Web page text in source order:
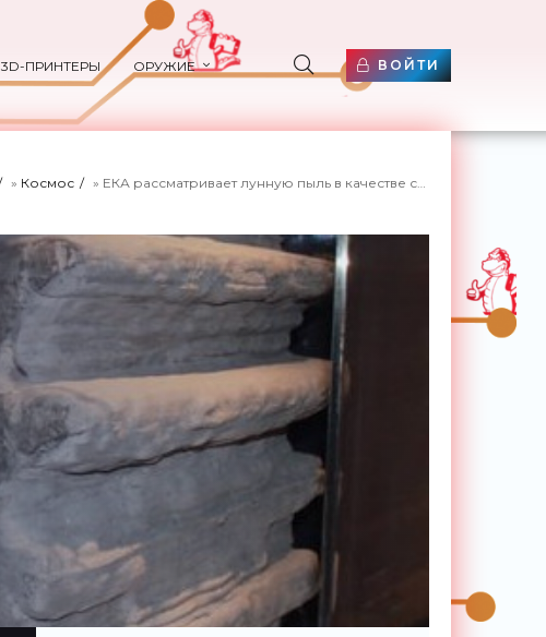
3D-ПРИНТЕРЫ ОРУЖИЕ ВОЙТИ
» Космос » ЕКА рассматривает лунную пыль в качестве сырья для производства кирпичей - «Космос»